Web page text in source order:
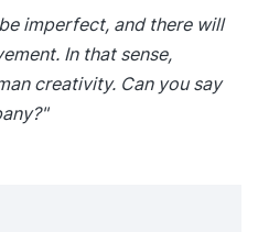
Alle vereiste
aan bod. Tijdens de
3F komen de volgende
het officiële
3F
imperfect, and there will
. In that sense,
creativity. Can you say